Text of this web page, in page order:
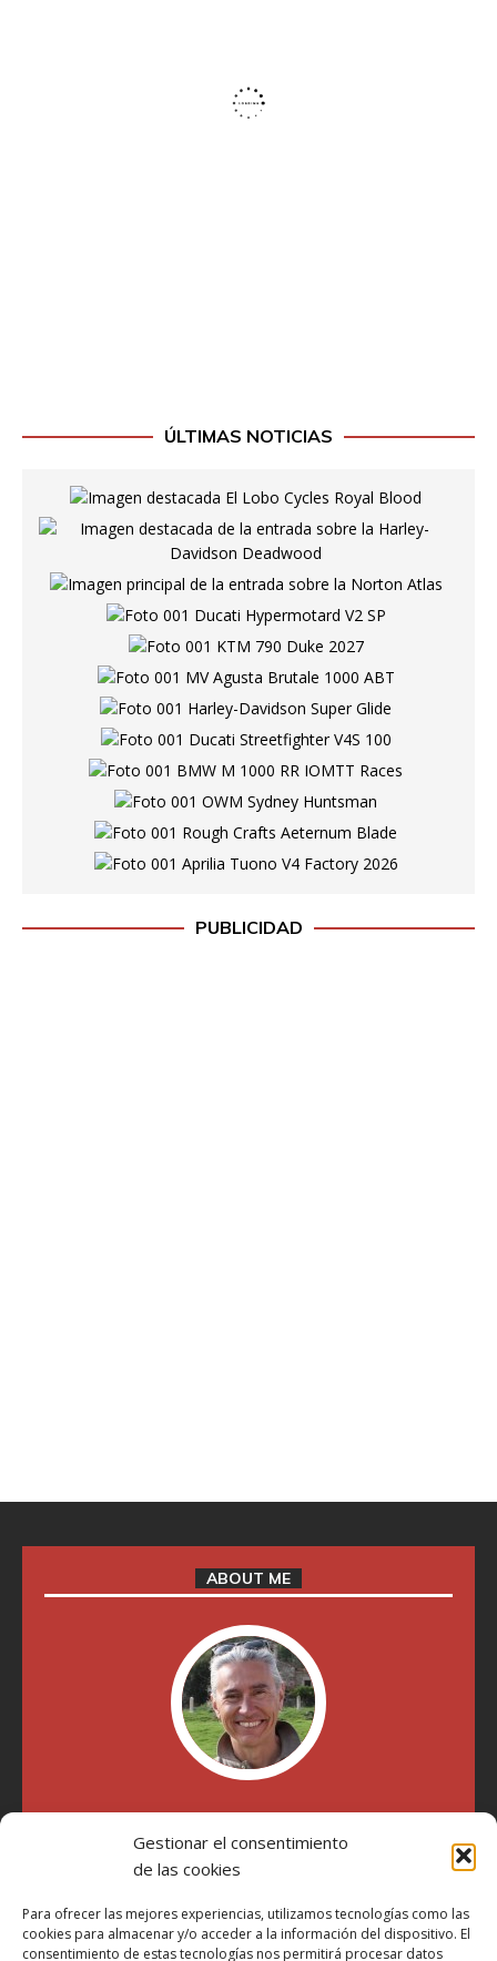
Gestionar el consentimiento
de las cookies
Para ofrecer las mejores experiencias, utilizamos tecnologías como las
cookies para almacenar y/o acceder a la información del dispositivo. El
consentimiento de estas tecnologías nos permitirá procesar datos
ÚLTIMAS NOTICIAS
PUBLICIDAD
ABOUT ME
año 2007 he escrito sobre motos en distintos medios.
Millatrece.com es una apuesta por escribir sobre lo que me
participa"